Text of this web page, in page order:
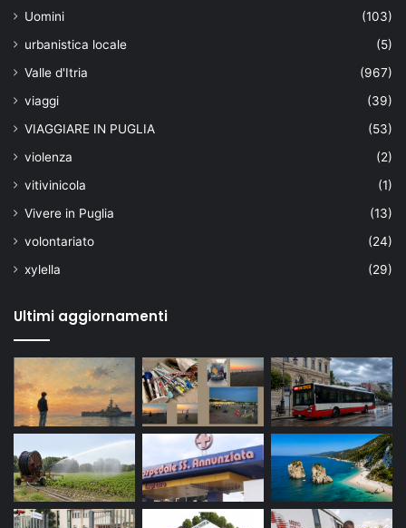
Uomini
(103)
urbanistica locale
(5)
Valle d'Itria
(967)
viaggi
(39)
VIAGGIARE IN PUGLIA
(53)
violenza
(2)
vitivinicola
(1)
Vivere in Puglia
(13)
volontariato
(24)
xylella
(29)
Ultimi aggiornamenti